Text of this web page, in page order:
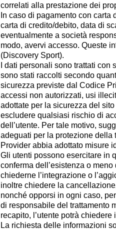
correlati alla prestazione dei
In caso di pagamento con
carta di credito/debito, data di
eventualmente a società
modo, avervi accesso. Queste
(Discovery Sport).
I dati personali sono trattati
sono stati raccolti secondo
sicurezza previste dal Codice
accessi non autorizzati, usi
adottate per la sicurezza del
escludere qualsiasi rischio di
dell’utente. Per tale motivo,
adeguati per la protezione della
Provider abbia adottato misure
Gli utenti possono esercitare in
conferma dell’esistenza o
chiederne l’integrazione o
inoltre chiedere la
nonché opporsi in ogni caso,
di responsabile del trattamento
recapito, l’utente potrà
La richiesta delle informazioni